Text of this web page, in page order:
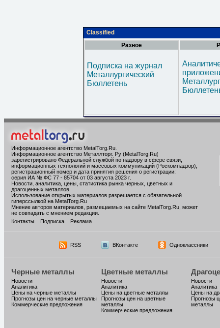
Classified
Разное
Подписка на журнал
Металлургический
Бюллетень
Информационное агентство MetalTorg.Ru
Информационное агентство Металлторг. Ру (MetalTorg.Ru)
зарегистрировано Федеральной службой по надзору в сфере связи,
информационных технологий и массовых коммуникаций (Роскомнадзор),
регистрационный номер и дата принятия решения о регистрации:
серия ИА № ФС 77 - 85704 от 03 августа 2023 г.
Новости, аналитика, цены, статистика рынка черных, цветных и
драгоценных металлов.
Использование открытых материалов разрешается с обязательной
гиперссылкой на MetalTorg.Ru
Мнение авторов материалов, размещаемых на сайте MetalTorg.Ru, может
не совпадать с мнением редакции.
Контакты
Подписка Реклама
RSS ВКонтакте Одноклассники
Черные металлы
Новости
Аналитика
Цены на черные металлы
Прогнозы цен на черные металлы
Коммерческие предложения
Цветные металлы
Новости
Аналитика
Цены на цветные металлы
Прогнозы цен на цветные
металлы
Коммерческие предложения
Новости
Аналитика
Цены на
Прогнозы
металлы